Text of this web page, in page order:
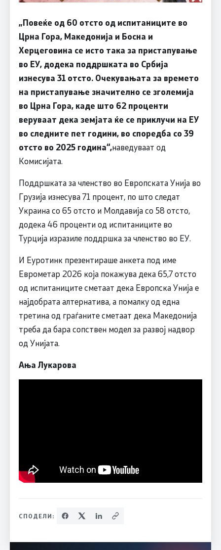
„Повеќе од 60 отсто од испитаниците во
Црна Гора, Македонија и Босна и
Херцеговина се исто така за пристапување
во ЕУ, додека поддршката во Србија
изнесува 31 отсто. Очекувањата за времето
на пристапување значително се зголемија
во Црна Гора, каде што 62 проценти
веруваат дека земјата ќе се приклучи на ЕУ
во следните пет години, во споредба со 39
отсто во 2025 година“,наведуваат од
Комисијата.
Поддршката за членство во Европската Унија во
Грузија изнесува 71 процент, по што следат
Украина со 65 отсто и Молдавија со 58 отсто,
додека 46 проценти од испитаниците во
Турција изразиле поддршка за членство во ЕУ.
И Еуротинк презентираше анкета под име
Еврометар 2026 која покажува дека 65,7 отсто
од испитаниците сметаат дека Европска Унија е
најдобрата алтернатива, а помалку од една
третина од граѓаните сметаат дека Македонија
треба да бара сопствен модел за развој надвор
од Унијата.
Ања Лукарова
СПОДЕЛИ: